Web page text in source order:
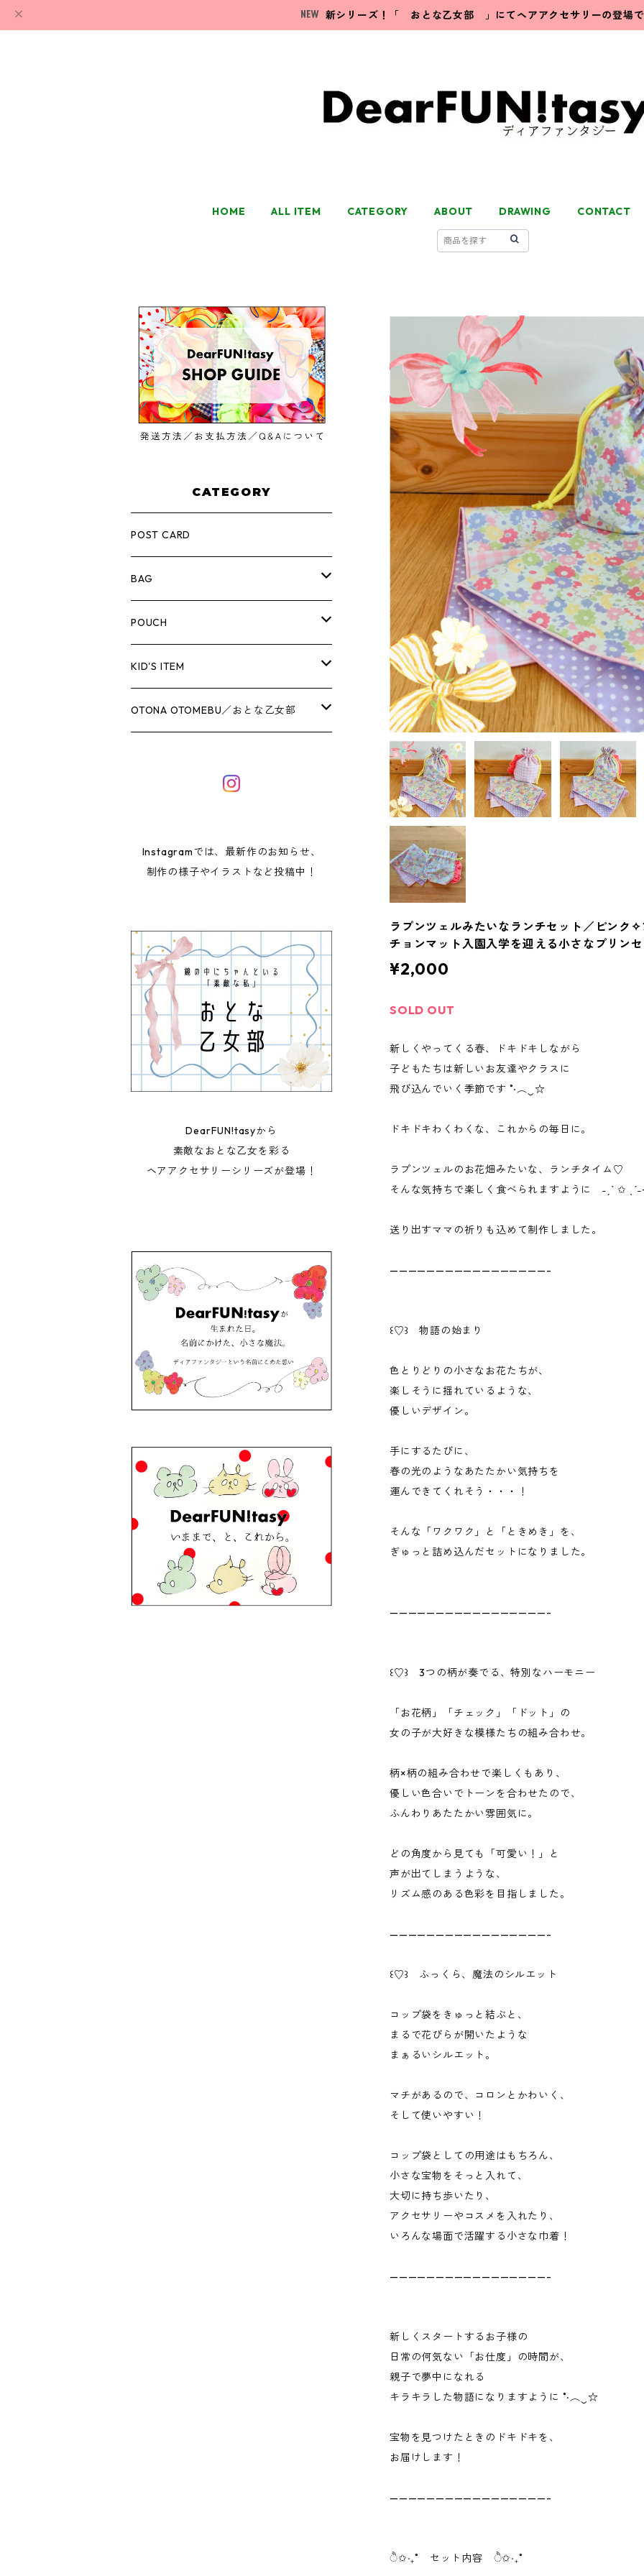
新シリーズ！「 おとな乙女部 」にてヘアアクセサリーの登場
HOME ALL ITEM CATEGORY ABOUT DRAWING CONTACT
ラプンツェルみたいなランチセット／ピンク
チョンマット入園入学を迎える小さなプリン
¥2,000
SOLD OUT
新しくやってくる春、ドキドキしながら
子どもたちは新しいお友達やクラスに
飛び込んでいく季節です ˚‧︵‿☆
ドキドキわくわくな、これからの毎日に。
ラプンツェルのお花畑みたいな、ランチタイム♡
そんな気持ちで楽しく食べられますように ˗ˏˋ ✩
送り出すママの祈りも込めて制作しました。
—————————————————-
꒰♡꒱ 物語の始まり
色とりどりの小さなお花たちが、
楽しそうに揺れているような、
優しいデザイン。
手にするたびに、
春の光のようなあたたかい気持ちを
運んできてくれそう・・・！
そんな「ワクワク」と「ときめき」を、
ぎゅっと詰め込んだセットになりました。
—————————————————-
꒰♡꒱ 3つの柄が奏でる、特別なハーモニー
「お花柄」「チェック」「ドット」の
女の子が大好きな模様たちの組み合わせ。
柄×柄の組み合わせで楽しくもあり、
優しい色合いでトーンを合わせたので、
ふんわりあたたかい雰囲気に。
どの角度から見ても「可愛い！」と
声が出てしまうような、
リズム感のある色彩を目指しました。
—————————————————-
꒰♡꒱ ふっくら、魔法のシルエット
コップ袋をきゅっと結ぶと、
まるで花びらが開いたような
まぁるいシルエット。
マチがあるので、コロンとかわいく、
そして使いやすい！
コップ袋としての用途はもちろん、
小さな宝物をそっと入れて、
大切に持ち歩いたり、
アクセサリーやコスメを入れたり、
いろんな場面で活躍する小さな巾着！
—————————————————-
新しくスタートするお子様の
日常の何気ない「お仕度」の時間が、
親子で夢中になれる
キラキラした物語になりますように ˚‧︵‿☆
宝物を見つけたときのドキドキを、
お届けします！
—————————————————-
ੈ✩‧₊˚ セット内容 ੈ✩‧₊˚
CATEGORY
POST CARD
BAG
ひとつまがり道トート
なかまたちトート
Chestnut／ねこのチェスナット
Taswick／くまのタスウィック
お散歩トート（A4サイズ）
POUCH
COLORFUL FRILL POUCH
MINI POUCH
Chestnut／ねこのチェスナット
Taswick／くまのタスウィック
KID'S ITEM
移動ポケット
OTONA OTOMEBU／おとな乙女部
Instagramでは、最新作のお知らせ、
制作の様子やイラストなど投稿中！
DearFUN!tasyから
素敵なおとな乙女を彩る
ヘアアクセサリーシリーズが登場！